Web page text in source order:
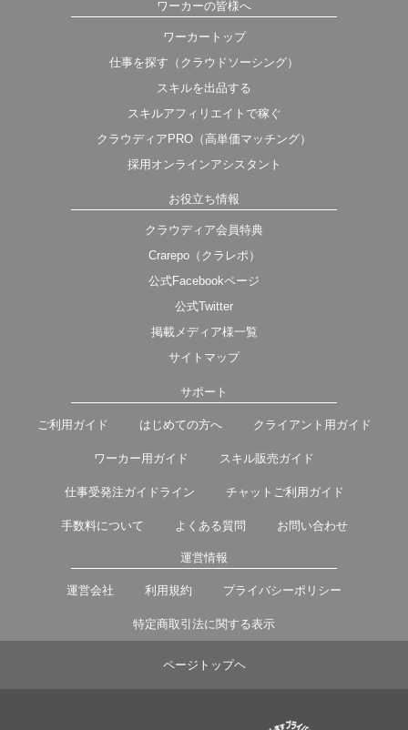
ワーカーの皆様へ
ワーカートップ
仕事を探す（クラウドソーシング）
スキルを出品する
スキルアフィリエイトで稼ぐ
クラウディアPRO（高単価マッチング）
採用オンラインアシスタント
お役立ち情報
クラウディア会員特典
Crarepo（クラレポ）
公式Facebookページ
公式Twitter
掲載メディア様一覧
サイトマップ
サポート
ご利用ガイド はじめての方へ クライアント用ガイド
ワーカー用ガイド スキル販売ガイド
仕事受発注ガイドライン チャットご利用ガイド
手数料について よくある質問 お問い合わせ
運営情報
運営会社 利用規約 プライバシーポリシー
特定商取引法に関する表示
ページトップヘ